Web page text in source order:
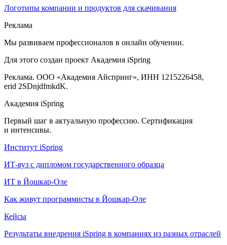
Логотипы компании и продуктов для скачивания
Реклама
Мы развиваем профессионалов в онлайн обучении.
Для этого создан проект Академия iSpring
Реклама. ООО «Академия Айспринг», ИНН 1215226458,
erid 2SDnjdfmkdK.
Академия iSpring
Первый шаг в актуальную профессию. Сертификация
и интенсивы.
Институт iSpring
ИТ-вуз с дипломом государственного образца
ИТ в Йошкар-Оле
Как живут программисты в Йошкар‑Оле
Кейсы
Результаты внедрения iSpring в компаниях из разных отраслей